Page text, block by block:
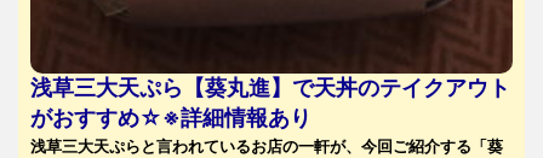
浅草三大天ぷら【葵丸進】で天丼のテイクアウト
がおすすめ☆※詳細情報あり
浅草三大天ぷらと言われているお店の一軒が、今回ご紹介する「葵